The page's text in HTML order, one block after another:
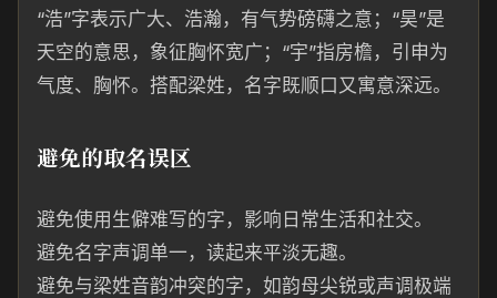
“浩”字表示广大、浩瀚，有气势磅礴之意；“昊”是
天空的意思，象征胸怀宽广；“宇”指房檐，引申为
气度、胸怀。搭配梁姓，名字既顺口又寓意深远。
避免的取名误区
避免使用生僻难写的字，影响日常生活和社交。
避免名字声调单一，读起来平淡无趣。
避免与梁姓音韵冲突的字，如韵母尖锐或声调极端